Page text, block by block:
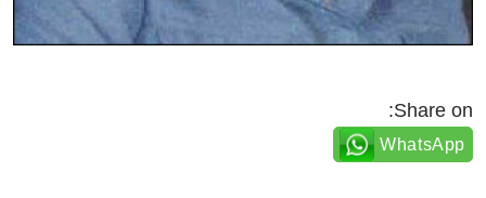
Share on:
WhatsApp